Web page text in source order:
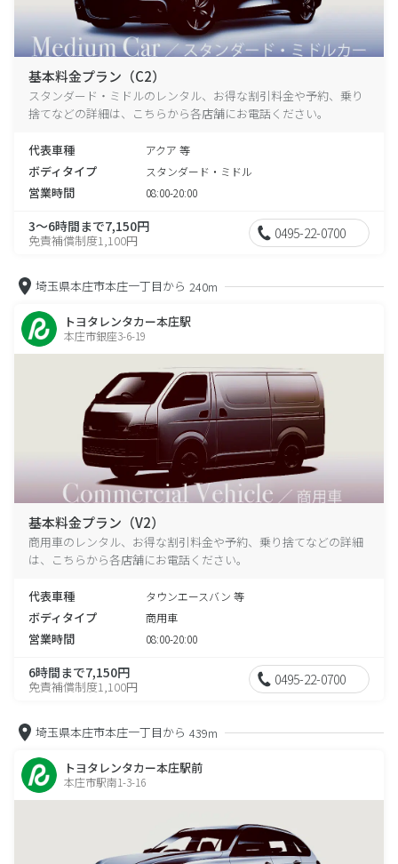
基本料金プラン（C2）
スタンダード・ミドルのレンタル、お得な割引料金や予約、乗り
捨てなどの詳細は、こちらから各店舗にお電話ください。
代表車種 アクア 等
ボディタイプ スタンダード・ミドル
営業時間 08:00-20:00
3～6時間まで7,150円
免責補償制度1,100円 0495-22-0700
埼玉県本庄市本庄一丁目から 240m
トヨタレンタカー本庄駅
本庄市銀座3-6-19
基本料金プラン（V2）
商用車のレンタル、お得な割引料金や予約、乗り捨てなどの詳細
は、こちらから各店舗にお電話ください。
代表車種 タウンエースバン 等
ボディタイプ 商用車
営業時間 08:00-20:00
6時間まで7,150円
免責補償制度1,100円 0495-22-0700
埼玉県本庄市本庄一丁目から 439m
トヨタレンタカー本庄駅前
本庄市駅南1-3-16